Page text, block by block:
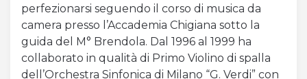
perfezionarsi seguendo il corso di musica da
camera presso l’Accademia Chigiana sotto la
guida del M° Brendola. Dal 1996 al 1999 ha
collaborato in qualità di Primo Violino di spalla
dell’Orchestra Sinfonica di Milano “G. Verdi” con